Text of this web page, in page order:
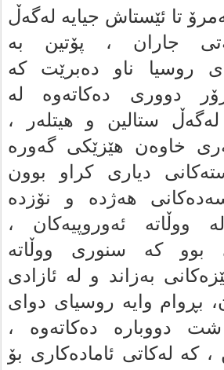
تا ئێستاش جیایە له‌گەڵ
جاران ، پۆتین به‌
روسیا ناو ده‌برێت که‌
زۆر دوورى ده‌کاته‌وه‌ له‌
ستالین و هیتله‌ر ،
خاوه‌ن هێزێکى گه‌وره‌
دیارى کراو بوون
هەژدە و نۆزده‌
ووڵاته‌ ئەوروپیەکان ،
بوو که‌ سنورى ووڵاته‌
به‌زاند و له‌ ئازادى
بڕوام وایه‌ روسیاى دواى
دووباره‌ ده‌کاته‌وه‌ ،
، که‌ له‌کاتى ئاماده‌کارى بۆ